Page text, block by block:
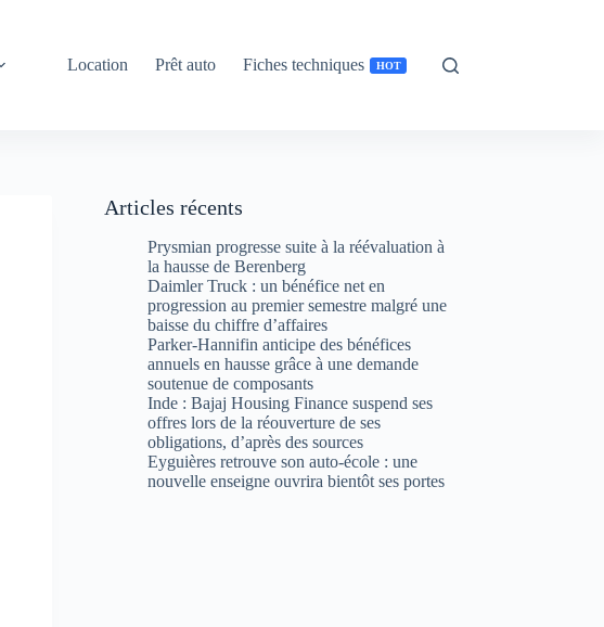
Location Prêt auto Fiches techniques HOT
Articles récents
Prysmian progresse suite à la réévaluation à
la hausse de Berenberg
Daimler Truck : un bénéfice net en
progression au premier semestre malgré une
baisse du chiffre d’affaires
Parker-Hannifin anticipe des bénéfices
annuels en hausse grâce à une demande
soutenue de composants
Inde : Bajaj Housing Finance suspend ses
offres lors de la réouverture de ses
obligations, d’après des sources
Eyguières retrouve son auto-école : une
nouvelle enseigne ouvrira bientôt ses portes